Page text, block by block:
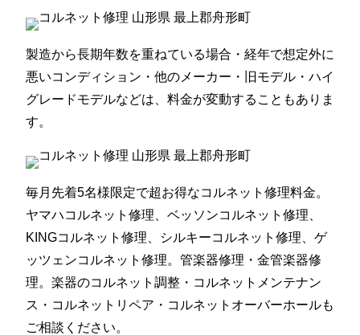
製造から長期年数を重ねている場合・経年で想定外に
悪いコンディション・他のメーカー・旧モデル・ハイ
グレードモデルなどは、料金が変動することもありま
す。
毎月先着5名様限定で超お得なコルネット修理料金。
ヤマハコルネット修理、ベッソンコルネット修理、
KINGコルネット修理、シルキーコルネット修理、ゲ
ッツェンコルネット修理。管楽器修理・金管楽器修
理。楽器のコルネット調整・コルネットメンテナン
ス・コルネットリペア・コルネットオーバーホールも
ご相談ください。